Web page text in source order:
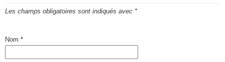
Les champs obligatoires sont indiqués avec *
Nom *